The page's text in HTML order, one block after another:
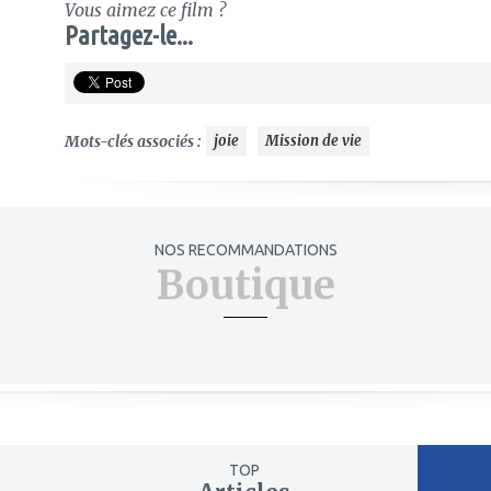
Vous aimez ce film ?
Partagez-le...
Mots-clés associés : joie Mission de vie
NOS RECOMMANDATIONS
Boutique
TOP